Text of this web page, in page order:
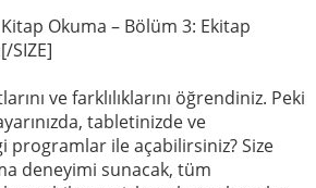
Okuma – Bölüm 3: Ekitap
SIZE]
ve farklılıklarını öğrendiniz. Peki
tabletinizde ve
programlar ile açabilirsiniz? Size
deneyimi sunacak, tüm